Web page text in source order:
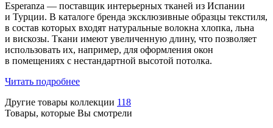
Esperanza — поставщик интерьерных тканей из Испании
и Турции. В каталоге бренда эксклюзивные образцы текстиля,
в состав которых входят натуральные волокна хлопка, льна
и вискозы. Ткани имеют увеличенную длину, что позволяет
использовать их, например, для оформления окон
в помещениях с нестандартной высотой потолка.
Читать подробнее
Другие товары коллекции 118
Товары, которые Вы смотрели